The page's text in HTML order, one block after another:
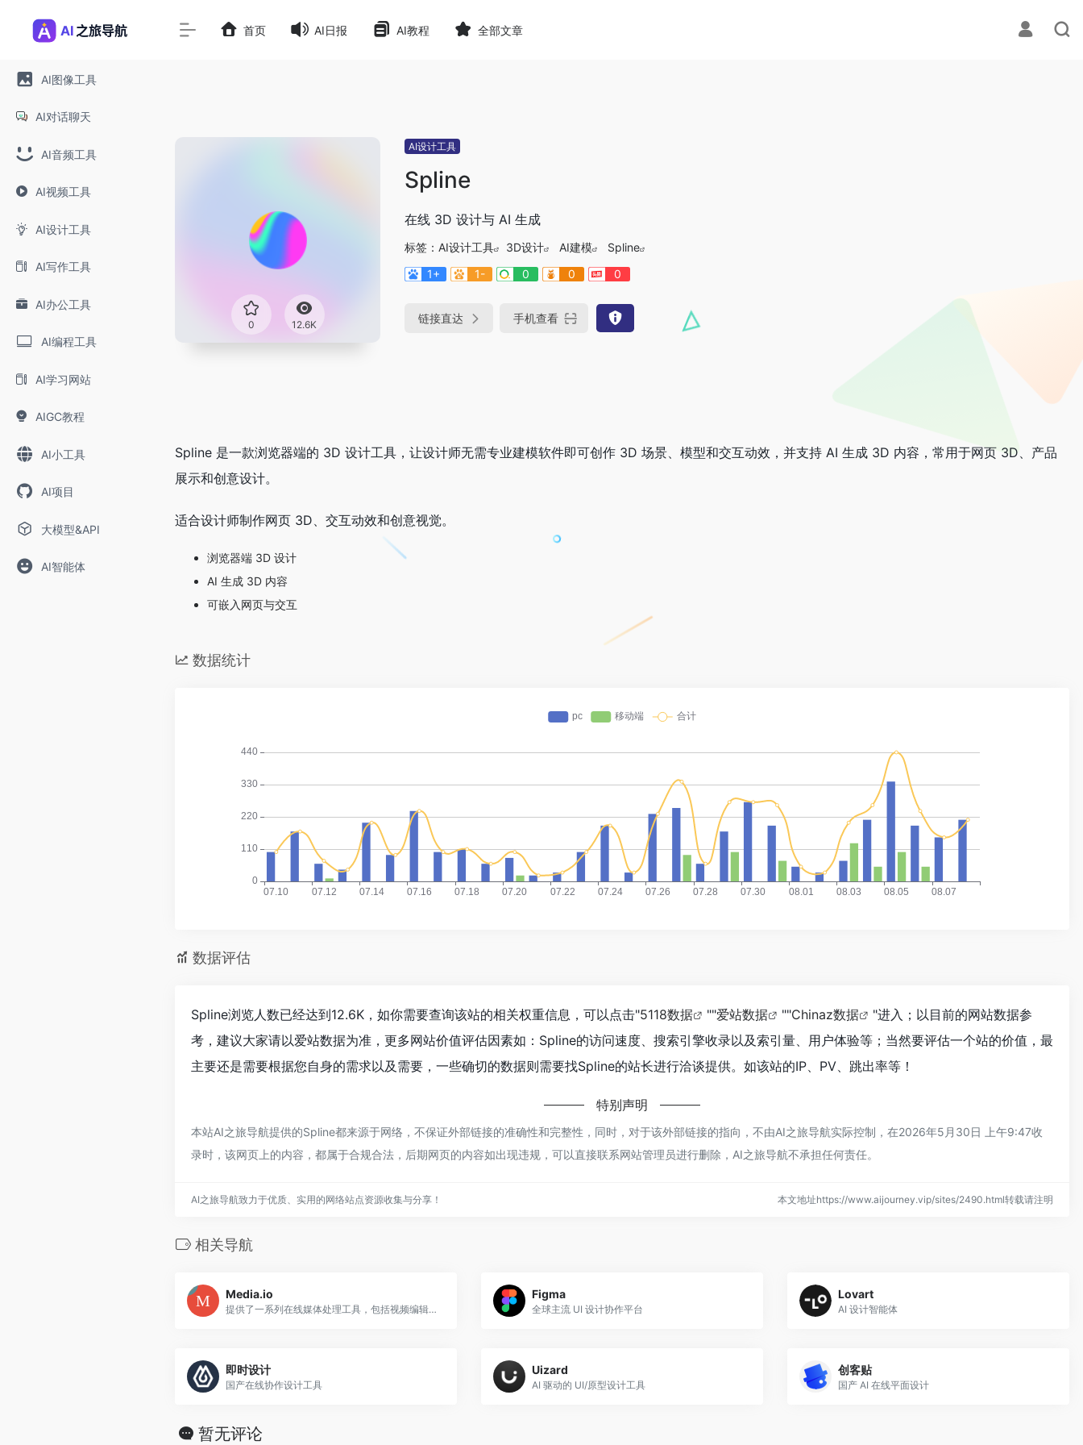
AI图像工具
AI对话聊天
AI音频工具
AI视频工具
AI设计工具
AI写作工具
AI办公工具
AI编程工具
AI学习网站
AIGC教程
AI小工具
AI项目
大模型&API
AI智能体
首页 AI日报 AI教程 全部文章
0 12.6K
AI设计工具
Spline
在线 3D 设计与 AI 生成
标签： AI设计工具 3D设计 AI建模
Spline
1+
1- 0 0 0
链接直达 手机查看
Spline 是一款浏览器端的 3D 设计工具，让设计师无需专业建模软件即可创作 3D 场景、模型和交互动效，并支持 AI 生成 3D 内容，常用于网页 3D、产品
展示和创意设计。
适合设计师制作网页 3D、交互动效和创意视觉。
浏览器端 3D 设计
AI 生成 3D 内容
可嵌入网页与交互
数据统计
数据评估
Spline浏览人数已经达到12.6K，如你需要查询该站的相关权重信息，可以点击"5118数据 ""爱站数据 ""Chinaz数据
"进入；以目前的网站数据参
考，建议大家请以爱站数据为准，更多网站价值评估因素如：Spline的访问速度、搜索引擎收录以及索引量、用户体验等；当然要评估一个站的价值，最
主要还是需要根据您自身的需求以及需要，一些确切的数据则需要找Spline的站长进行洽谈提供。如该站的IP、PV、跳出率等！
特别声明
本站AI之旅导航提供的Spline都来源于网络，不保证外部链接的准确性和完整性，同时，对于该外部链接的指向，不由AI之旅导航实际控制，在2026年5月30日 上午9:47收
录时，该网页上的内容，都属于合规合法，后期网页的内容如出现违规，可以直接联系网站管理员进行删除，AI之旅导航不承担任何责任。
AI之旅导航致力于优质、实用的网络站点资源收集与分享！ 本文地址https://www.aijourney.vip/sites/2490.html转载请注明
相关导航
Media.io
提供了一系列在线媒体处理工具，包括视频编辑器、对象移除器、噪音降低器等，利用人工智能技术提升图像、音频和视频的质量，并方便地进行创意编辑。
Figma
全球主流 UI 设计协作平台
Lovart
AI 设计智能体
即时设计
国产在线协作设计工具
Uizard
AI 驱动的 UI/原型设计工具
创客贴
国产 AI 在线平面设计
暂无评论